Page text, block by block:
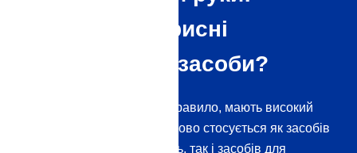
Наскільки корисні
дезінфікуючі засоби?
Дезінфікуючі засоби, як правило, мають високий
рівень безпеки, і це однаково стосується як засобів
для дезінфекції поверхонь, так і засобів для